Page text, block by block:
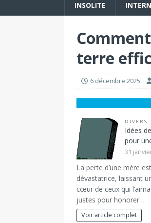
INSOLITE
terre
6 décembre 2025
DIVERS
Idées
pour
31
La perte d’une mère
dévastatrice, laissant
cœur de ceux qui
justes pour honorer…
Voir article complet